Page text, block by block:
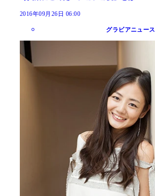
2016年09月26日 06:00
グラビアニュース